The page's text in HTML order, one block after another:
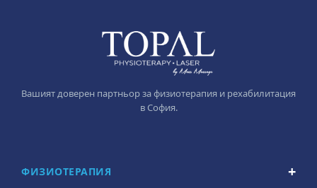
Вашият доверен партньор за физиотерапия и рехабилитация
в София.
ФИЗИОТЕРАПИЯ